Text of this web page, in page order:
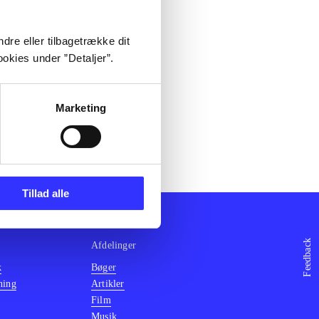
eller tilbagetrække dit
under ”Detaljer”.
Marketing
Tillad alle
Feedback
Afdelinger
Bøger
Artikler
Film
Musik